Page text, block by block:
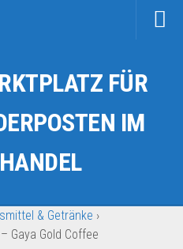
FÜR
IM
& Getränke ›
– Gaya Gold Coffee